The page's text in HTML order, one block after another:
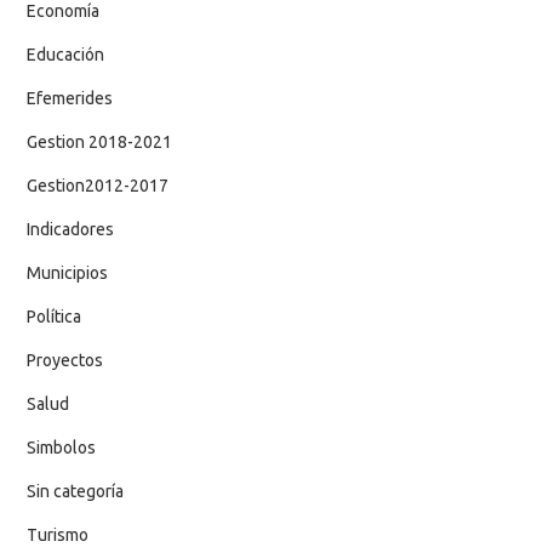
Economía
Educación
Efemerides
Gestion 2018-2021
Gestion2012-2017
Indicadores
Municipios
Política
Proyectos
Salud
Simbolos
Sin categoría
Turismo